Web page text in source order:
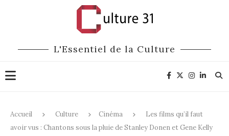
L'Essentiel de la Culture
Accueil Culture Cinéma
Les films qu’il faut
avoir vus : Chantons sous la pluie de Stanley Donen et Gene Kelly